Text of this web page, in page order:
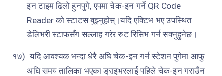
इन टाइम ढिलो हुनपुगे, एपमा चेक-इन गर्ने QR Code
Reader को स्टाटस बुझ्नुहोस्।यदि एक्टिभ भए उपस्थित
डेलिभरी स्टाफसँग सल्लाह गरेर रुट रिसिभ गर्न सक्नुहुनेछ।
१७) यदि आवश्यक भन्दा धेरै अघि चेक-इन गर्न स्टेशन पुगेमा आफु
अघि समय तालिका भएका ड्राइभरलाई पहिले चेक-इन गराउँन